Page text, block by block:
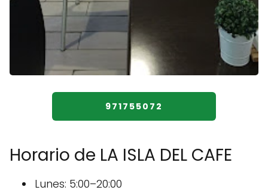
971755072
Horario de LA ISLA DEL CAFE
Lunes: 5:00–20:00